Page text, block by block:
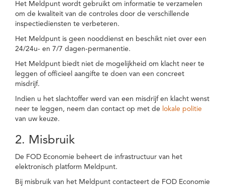
Het Meldpunt wordt gebruikt om informatie te verzamelen
om de kwaliteit van de controles door de verschillende
inspectiediensten te verbeteren.
Het Meldpunt is geen nooddienst en beschikt niet over een
24/24u- en 7/7 dagen-permanentie.
Het Meldpunt biedt niet de mogelijkheid om klacht neer te
leggen of officieel aangifte te doen van een concreet
misdrijf.
Indien u het slachtoffer werd van een misdrijf en klacht wenst
neer te leggen, neem dan contact op met de lokale politie
van uw keuze.
2. Misbruik
De FOD Economie beheert de infrastructuur van het
elektronisch platform Meldpunt.
Bij misbruik van het Meldpunt contacteert de FOD Economie